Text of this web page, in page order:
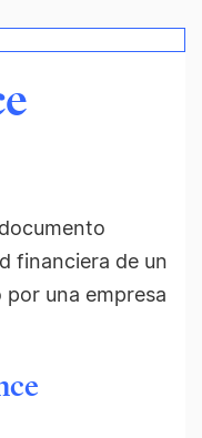
financiera de un
una empresa